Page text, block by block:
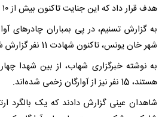
هدف قرار داد که این جنایت تاکنون بیش از ۱۰ شهید در پی داشته است.
به گزارش تسنیم، در پی بمباران چادرهای
شهر خان یونس، تاکنون شهادت 11 نفر گزارش شده است.
به نوشته خبرگزاری شهاب، از بین شهدا
هستند، 15 نفر نیز از آوارگان زخمی شده‌اند.
شاهدان عینی گزارش دادند که یک بالگرد